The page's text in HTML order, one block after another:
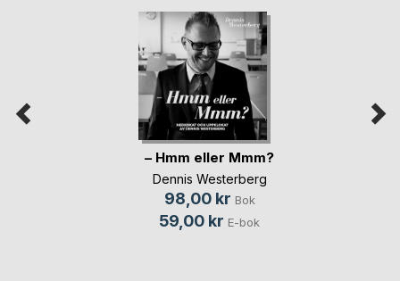
– Hmm eller Mmm?
Dennis Westerberg
98,00 kr Bok
59,00 kr E-bok